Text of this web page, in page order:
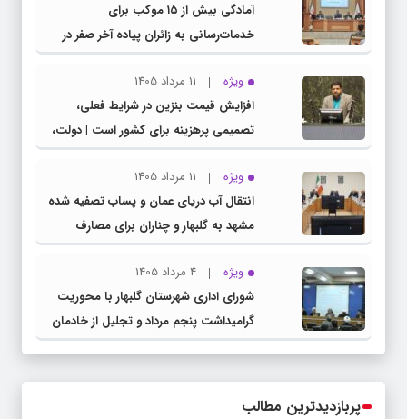
آمادگی بیش از ۱۵ موکب برای
خدمات‌رسانی به زائران پیاده آخر صفر در
شهرستان چناران
ویژه
11 مرداد 1405
افزایش قیمت بنزین در شرایط فعلی،
تصمیمی پرهزینه برای کشور است | دولت،
قاچاق سوخت و عوامل اصلی ناترازی را
محدود کند، نه سفره مردم
ویژه
11 مرداد 1405
انتقال آب دریای عمان و پساب تصفیه شده
مشهد به گلبهار و چناران برای مصارف
صنعتی و کشاورزی | لزوم تسریع در اجرای
پروژه‌های قطار و آزادراه مشهد- گلبهار-
چناران
ویژه
4 مرداد 1405
شورای اداری شهرستان گلبهار با محوریت
گرامیداشت پنجم مرداد و تجلیل از خادمان
عرصه نماز برگزار شد
پربازدیدترین مطالب